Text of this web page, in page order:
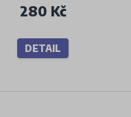
280 Kč
DETAIL